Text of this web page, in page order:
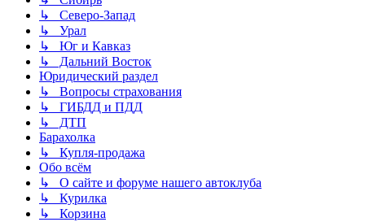
↳ Северо-Запад
↳ Урал
↳ Юг и Кавказ
↳ Дальний Восток
Юридический раздел
↳ Вопросы страхования
↳ ГИБДД и ПДД
↳ ДТП
Барахолка
↳ Купля-продажа
Обо всём
↳ О сайте и форуме нашего автоклуба
↳ Курилка
↳ Корзина